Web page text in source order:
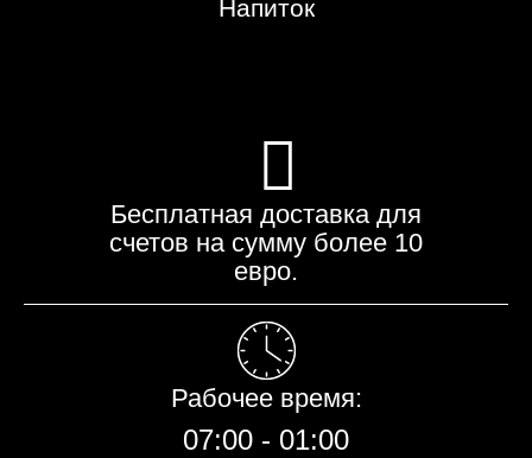
Напиток
Бесплатная доставка для
счетов на сумму более 10
евро.
Рабочее время:​
07:00 - 01:00​